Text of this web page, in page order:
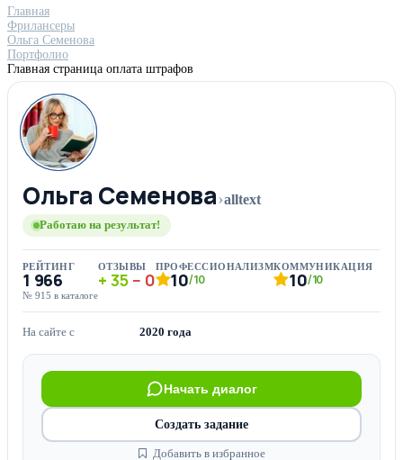
Главная
Фрилансеры
Ольга Семенова
Портфолио
Главная страница оплата штрафов
Ольга Семенова›alltext
Работаю на результат!
РЕЙТИНГ
1 966
№ 915 в каталоге
ОТЗЫВЫ
35 0
ПРОФЕССИОНАЛИЗМ
10/10
КОММУНИКАЦИЯ
10/10
На сайте с 2020 года
Начать диалог
Создать задание
Добавить в избранное